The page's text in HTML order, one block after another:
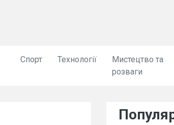
Спорт Технології
Мистецтво та
розваги